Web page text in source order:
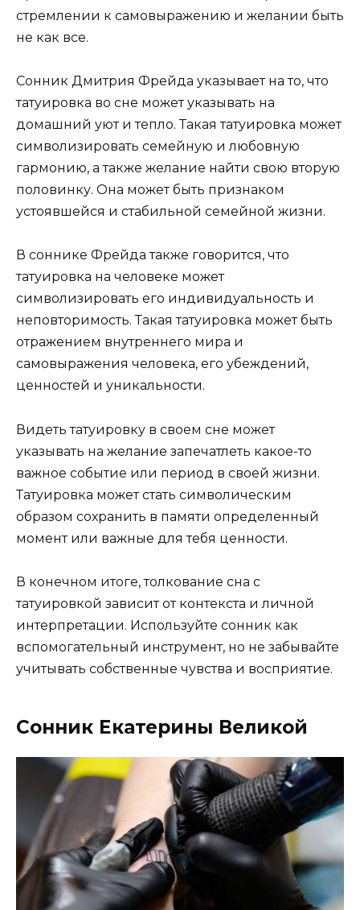
стремлении к самовыражению и желании быть
не как все.
Сонник Дмитрия Фрейда указывает на то, что
татуировка во сне может указывать на
домашний уют и тепло. Такая татуировка может
символизировать семейную и любовную
гармонию, а также желание найти свою вторую
половинку. Она может быть признаком
устоявшейся и стабильной семейной жизни.
В соннике Фрейда также говорится, что
татуировка на человеке может
символизировать его индивидуальность и
неповторимость. Такая татуировка может быть
отражением внутреннего мира и
самовыражения человека, его убеждений,
ценностей и уникальности.
Видеть татуировку в своем сне может
указывать на желание запечатлеть какое-то
важное событие или период в своей жизни.
Татуировка может стать символическим
образом сохранить в памяти определенный
момент или важные для тебя ценности.
В конечном итоге, толкование сна с
татуировкой зависит от контекста и личной
интерпретации. Используйте сонник как
вспомогательный инструмент, но не забывайте
учитывать собственные чувства и восприятие.
Сонник Екатерины Великой